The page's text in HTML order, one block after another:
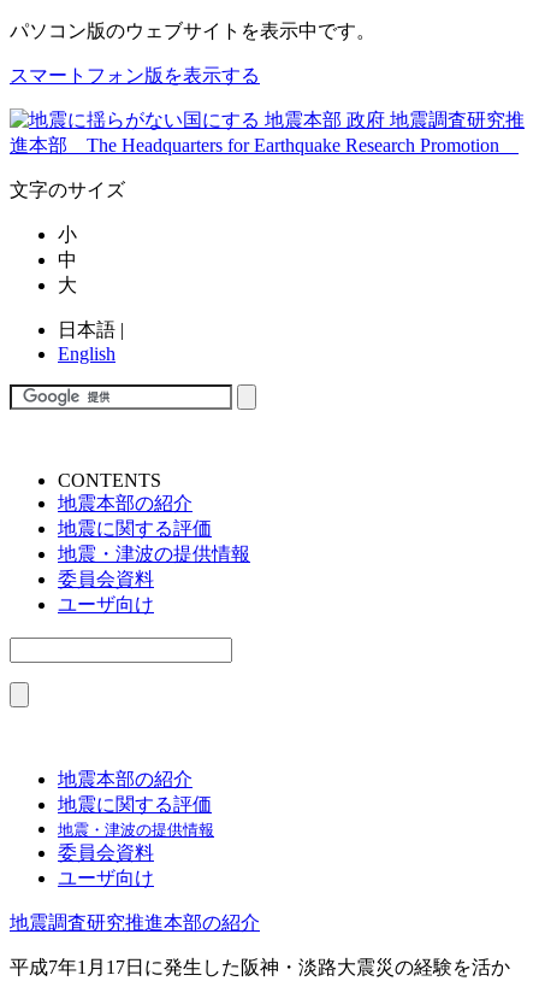
パソコン版のウェブサイトを表示中です。
スマートフォン版を表示する
文字のサイズ
小
中
大
日本語 |
English
CONTENTS
地震本部の紹介
地震に関する評価
地震・津波の提供情報
委員会資料
ユーザ向け
地震本部の紹介
地震に関する評価
地震・津波の提供情報
委員会資料
ユーザ向け
地震調査研究推進本部の紹介
平成7年1月17日に発生した阪神・淡路大震災の経験を活か